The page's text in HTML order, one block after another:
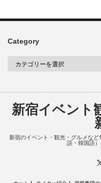
Category
新宿イベント
新宿のイベント・観光・グルメな
語・韓国語）